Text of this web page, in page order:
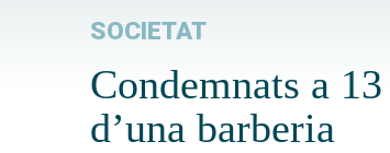
SOCIETAT
Condemnats a
d’una barberia